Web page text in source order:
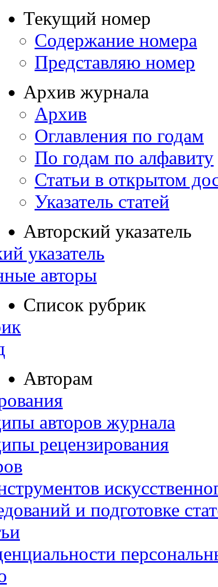
Текущий номер
Содержание номера
Представляю номер
Архив журнала
Архив
Оглавления по годам
По годам по алфавиту
Статьи в открытом
Указатель статей
Авторский указатель
указатель
авторы
Список рубрик
Авторам
авторов журнала
рецензирования
и подготовке